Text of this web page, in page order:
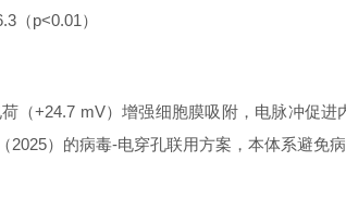
（p<0.01）
（+24.7 mV）增强细胞膜吸附，电脉冲促
）的病毒-电穿孔联用方案，本体系避免